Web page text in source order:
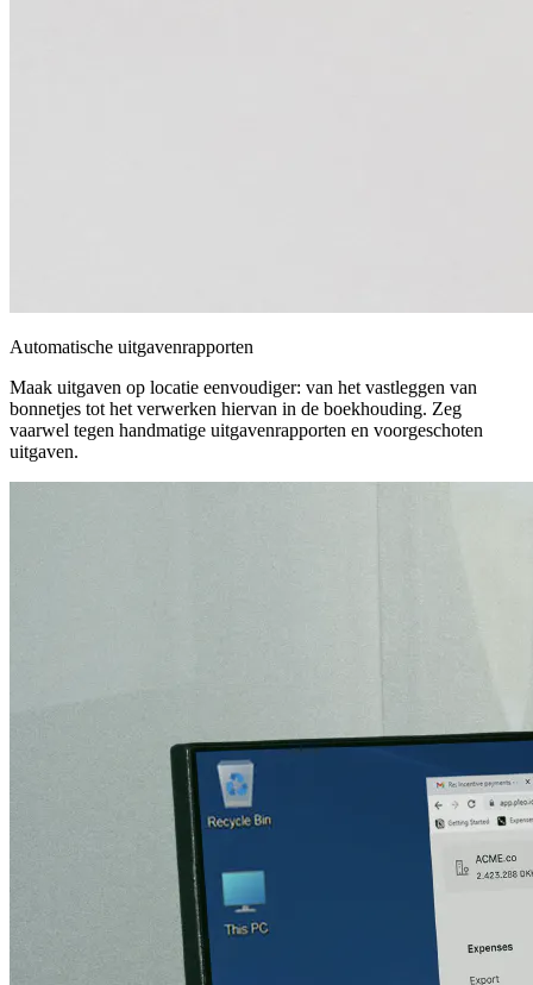
Automatische uitgavenrapporten
Maak uitgaven op locatie eenvoudiger: van het vastleggen van
bonnetjes tot het verwerken hiervan in de boekhouding. Zeg
vaarwel tegen handmatige uitgavenrapporten en voorgeschoten
uitgaven.